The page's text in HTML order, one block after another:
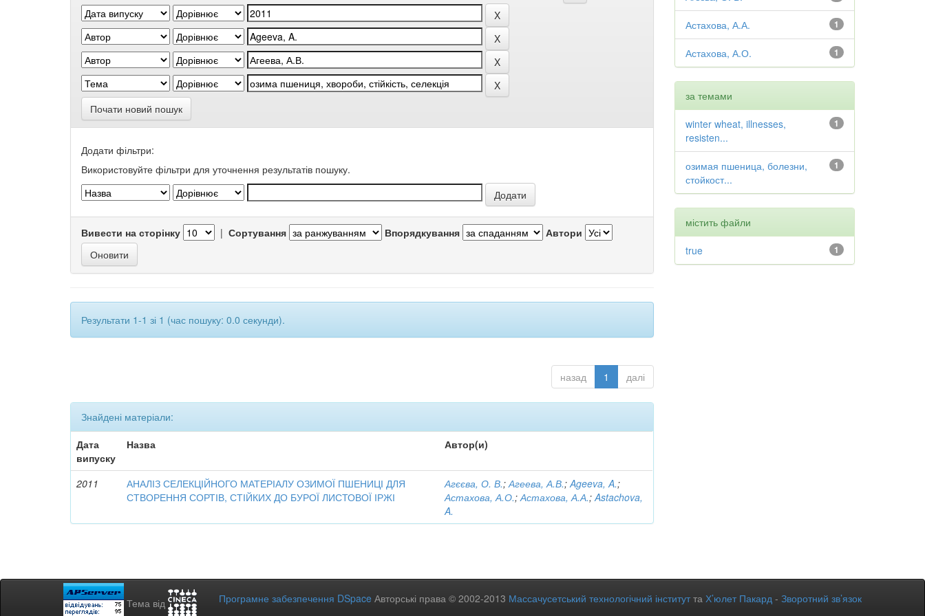
Почати новий пошук
Додати фільтри:
Використовуйте фільтри для уточнення результатів пошуку.
Вивести на сторінку | Сортування Впорядкування Автори
Результати 1-1 зі 1 (час пошуку: 0.0 секунди).
назад 1 далі
Знайдені матеріали:
Дата
випуску
Назва Автор(и)
2011
АНАЛІЗ СЕЛЕКЦІЙНОГО МАТЕРІАЛУ ОЗИМОЇ ПШЕНИЦІ ДЛЯ
СТВОРЕННЯ СОРТІВ, СТІЙКИХ ДО БУРОЇ ЛИСТОВОЇ ІРЖІ
Агєєва, О. В.;Агеева, А.В.;Ageeva, A.;
Астахова, А.О.;Астахова, А.А.;Astachova,
A.
1
Астахова, А.А.
1
Астахова, А.О.
за темами
1
winter wheat, illnesses,
resisten...
1
озимая пшеница, болезни,
стойкост...
містить файли
1
true
Тема від Програмне забезпечення DSpace Авторські права © 2002-2013 Массачусетський технологічний інститутта Х’юлет Пакард - Зворотний зв’язок